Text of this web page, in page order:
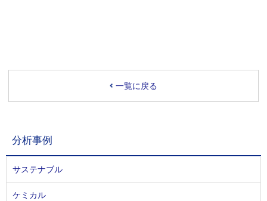
一覧に戻る
分析事例
サステナブル
ケミカル